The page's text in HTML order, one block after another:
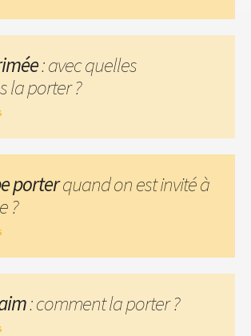
: avec quelles
la porter ?
porterquand on est invité à
?
: comment la porter ?